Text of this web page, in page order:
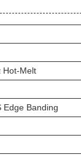
Hot-Melt
Edge Banding